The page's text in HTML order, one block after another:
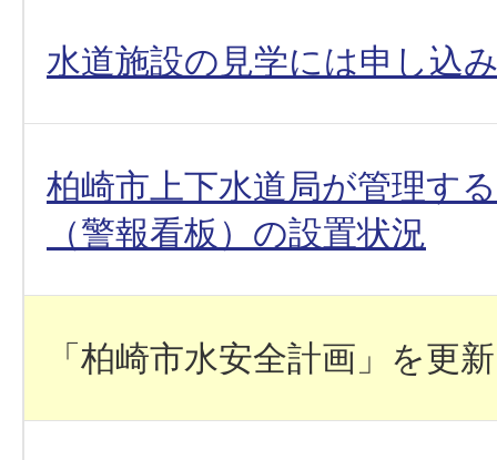
水道施設の見学には申し込
柏崎市上下水道局が管理す
（警報看板）の設置状況
「柏崎市水安全計画」を更